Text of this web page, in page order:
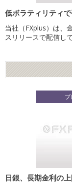
低ボラティリティ
当社（FXplus）は、
スリリースで配信し
日銀、長期金利の